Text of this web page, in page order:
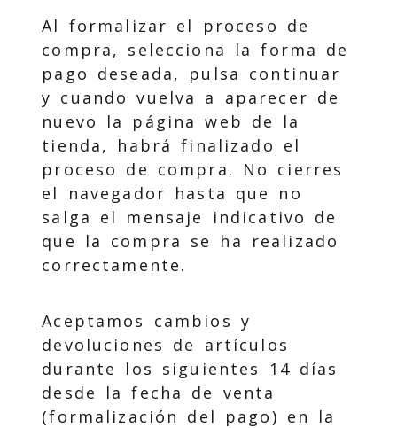
Al formalizar el proceso de
compra, selecciona la forma de
pago deseada, pulsa continuar
y cuando vuelva a aparecer de
nuevo la página web de la
tienda, habrá finalizado el
proceso de compra. No cierres
el navegador hasta que no
salga el mensaje indicativo de
que la compra se ha realizado
correctamente.
Aceptamos cambios y
devoluciones de artículos
durante los siguientes 14 días
desde la fecha de venta
(formalización del pago) en la